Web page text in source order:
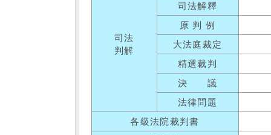
司法
判解
司法解釋
原 判 例
大法庭裁定
精選裁判
決 議
法律問題
各級法院裁判書